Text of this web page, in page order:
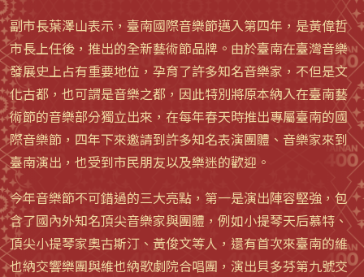
副市長葉澤山表示，臺南國際音樂節邁入第四年，是黃偉哲
市長上任後，推出的全新藝術節品牌。由於臺南在臺灣音樂
發展史上占有重要地位，孕育了許多知名音樂家，不但是文
化古都，也可謂是音樂之都，因此特別將原本納入在臺南藝
術節的音樂部分獨立出來，在每年春天時推出專屬臺南的國
際音樂節，四年下來邀請到許多知名表演團體、音樂家來到
臺南演出，也受到市民朋友以及樂迷的歡迎。
今年音樂節不可錯過的三大亮點，第一是演出陣容堅強，包
含了國內外知名頂尖音樂家與團體，例如小提琴天后慕特、
頂尖小提琴家奧古斯汀、黃俊文等人，還有首次來臺南的維
也納交響樂團與維也納歌劇院合唱團，演出貝多芬第九號交